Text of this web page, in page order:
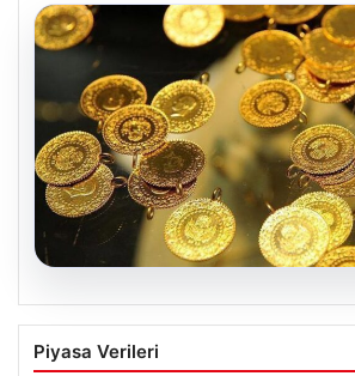
07.08.2026
Altın fiyatları canlı 7 Nisan
fiyatları bugün ne kadar oldu?
Piyasa Verileri